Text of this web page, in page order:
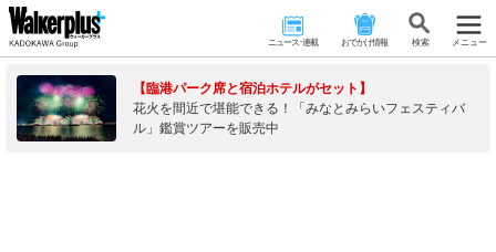
ニュース･連載 おでかけ情報 検 索 メニュー
【臨港パーク席と宿泊ホテルがセット】
花火を間近で堪能できる！「みなとみらいフェスティバ
ル」鑑賞ツアーを販売中